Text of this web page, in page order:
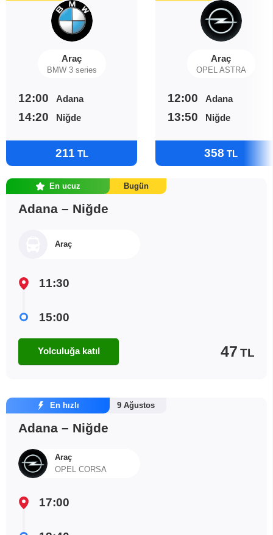
Araç
BMW 3 series
12:00 Adana
14:20 Niğde
211 TL
Araç
OPEL ASTRA
12:00 Adana
13:50 Niğde
358 TL
En ucuz Bugün
Adana – Niğde
Araç
11:30
15:00
Yolculuğa katıl 47 TL
En hızlı 9 Ağustos
Adana – Niğde
Araç
OPEL CORSA
17:00